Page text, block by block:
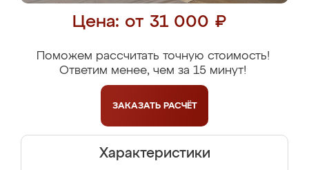
Цена: от 31 000 ₽
Поможем рассчитать точную стоимость!
Ответим менее, чем за 15 минут!
ЗАКАЗАТЬ РАСЧЁТ
Характеристики